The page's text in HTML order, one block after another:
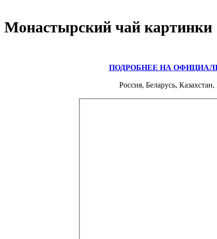
Монастырский чай картинки
ПОДРОБНЕЕ НА
Россия, Беларусь,